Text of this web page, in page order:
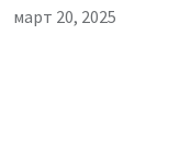
март 20, 2025